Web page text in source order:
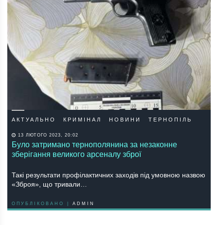
АКТУАЛЬНО КРИМІНАЛ НОВИНИ ТЕРНОПІЛЬ
13 ЛЮТОГО 2023, 20:02
Було затримано тернополянина за незаконне
зберігання великого арсеналу зброї
Такі результати профілактичних заходів під умовною назвою
«Зброя», що тривали…
ОПУБЛІКОВАНО | ADMIN